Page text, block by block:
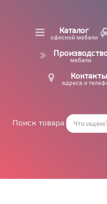
Каталог
офисной мебели
мебели
Контакты
адреса и
Поиск товара